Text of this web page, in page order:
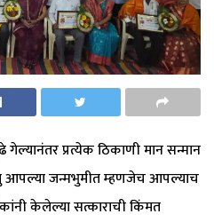
प्रत्येक ठिकाणी मान सन्मान
आपल्या जन्मभुमीत म्हणजेच आपल्याच
केलेल्या सत्काराची किंमत